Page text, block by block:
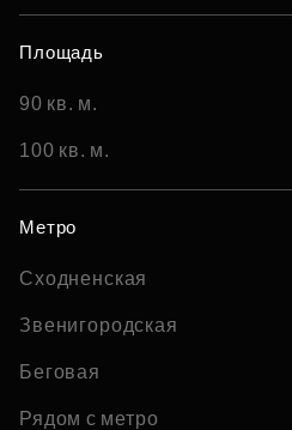
Площадь
90 кв. м.
100 кв. м.
Метро
Сходненская
Звенигородская
Беговая
Рядом с метро